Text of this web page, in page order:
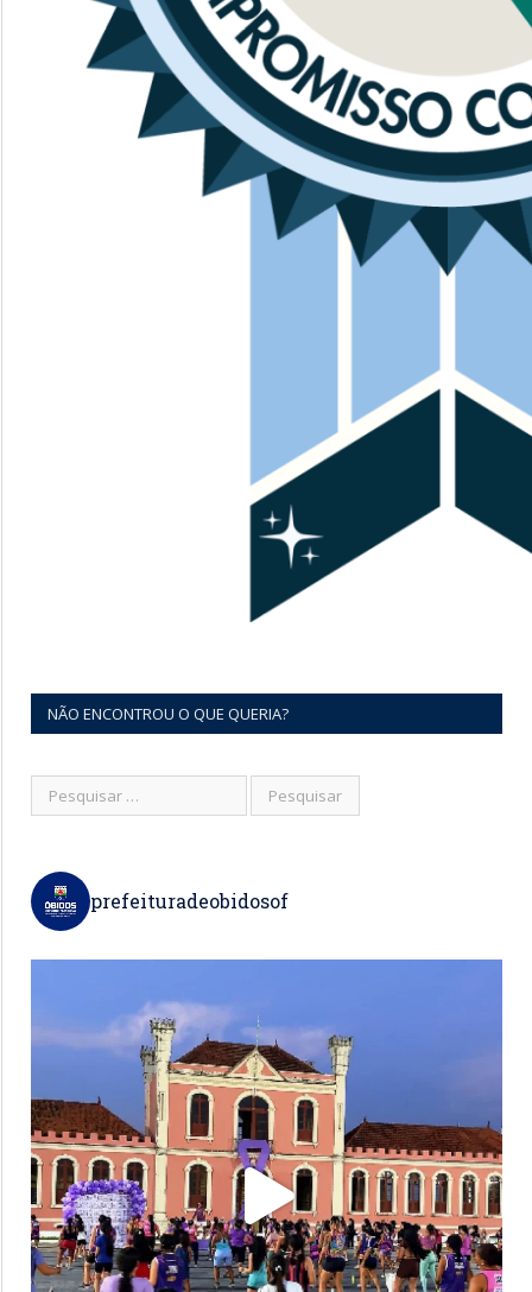
NÃO ENCONTROU O QUE QUERIA?
prefeituradeobidosof